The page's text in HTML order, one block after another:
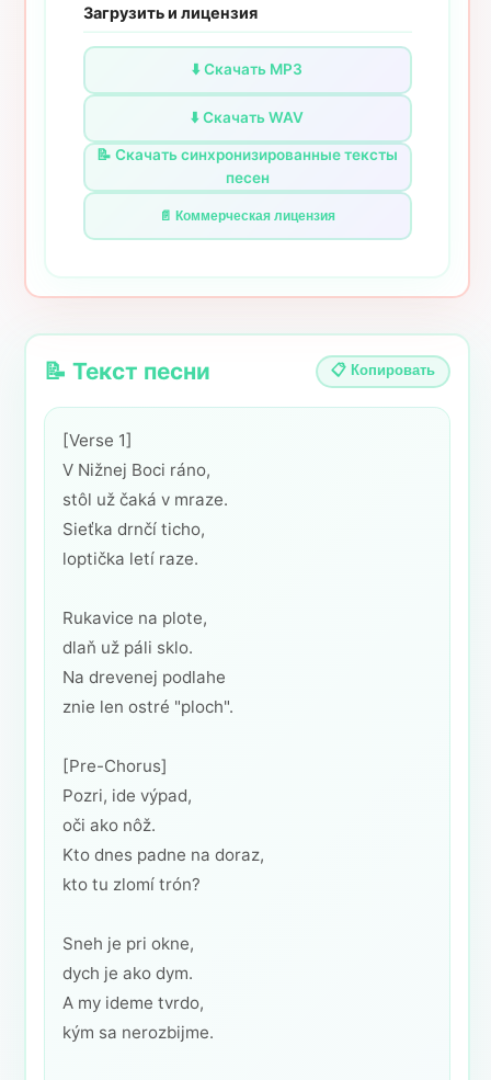
Загрузить и лицензия
⬇️ Скачать MP3
⬇️ Скачать WAV
📝 Скачать синхронизированные тексты
песен
📄 Коммерческая лицензия
📝 Текст песни 📋 Копировать
[Verse 1]
V Nižnej Boci ráno,
stôl už čaká v mraze.
Sieťka drnčí ticho,
loptička letí raze.
Rukavice na plote,
dlaň už páli sklo.
Na drevenej podlahe
znie len ostré "ploch".
[Pre-Chorus]
Pozri, ide výpad,
oči ako nôž.
Kto dnes padne na doraz,
kto tu zlomí trón?
Sneh je pri okne,
dych je ako dym.
A my ideme tvrdo,
kým sa nerozbijme.